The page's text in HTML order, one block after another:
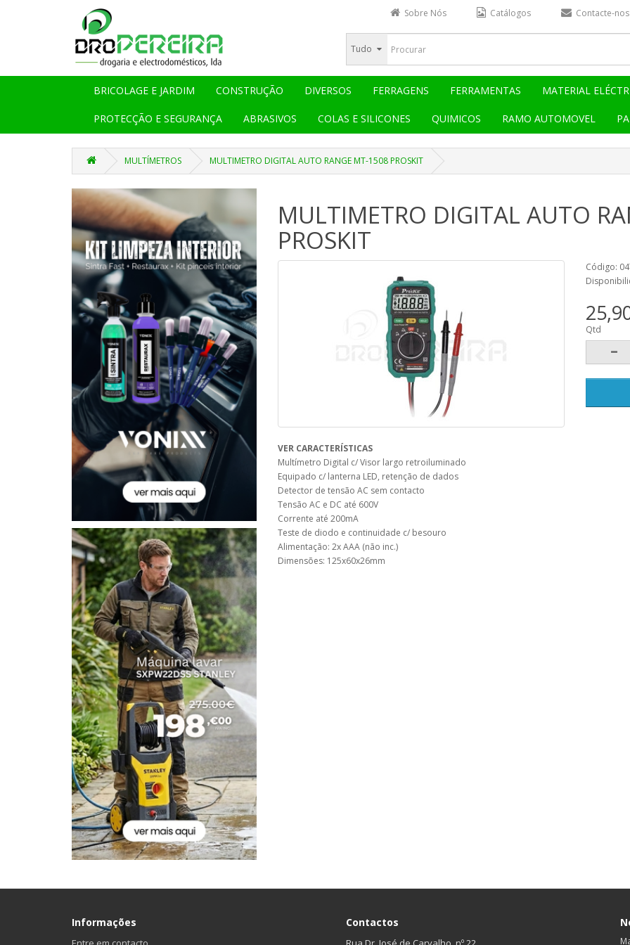
Sobre Nós Catálogos Contacte-nos
Tudo
BRICOLAGE E JARDIM CONSTRUÇÃO DIVERSOS FERRAGENS FERRAMENTAS MATERIAL
PROTECÇÃO E SEGURANÇA ABRASIVOS COLAS E SILICONES QUIMICOS RAMO AUTOMOVEL
MULTÍMETROS MULTIMETRO DIGITAL AUTO RANGE MT-1508 PROSKIT
MULTIMETRO DIGITAL AUTO
PROSKIT
VER CARACTERÍSTICAS
Multímetro Digital c/ Visor largo retroiluminado
Equipado c/ lanterna LED, retenção de dados
Detector de tensão AC sem contacto
Tensão AC e DC até 600V
Corrente até 200mA
Teste de diodo e continuidade c/ besouro
Alimentação: 2x AAA (não inc.)
Dimensões: 125x60x26mm
Código:
Qtd
Informações Contactos